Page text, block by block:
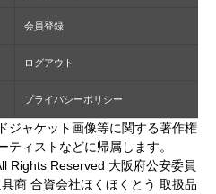
会員登録
ログアウト
プライバシーポリシー
ジャケット画像等に関する著作権
ティストなどに帰属します。
Rights Reserved 大阪府公安委員
商 合資会社ほくほくとう 取扱品